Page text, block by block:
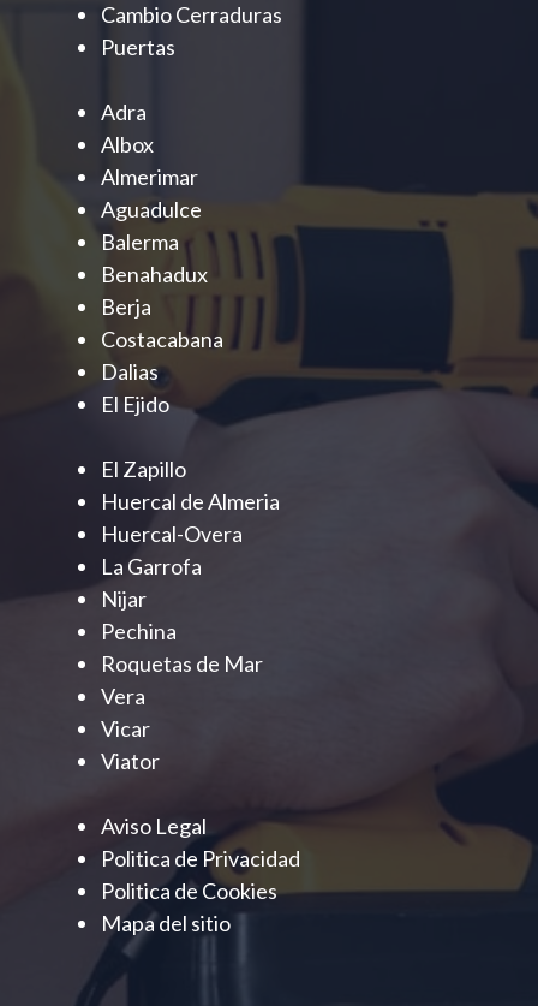
Cambio Cerraduras
Puertas
Adra
Albox
Almerimar
Aguadulce
Balerma
Benahadux
Berja
Costacabana
Dalias
El Ejido
El Zapillo
Huercal de Almeria
Huercal-Overa
La Garrofa
Nijar
Pechina
Roquetas de Mar
Vera
Vicar
Viator
Aviso Legal
Politica de Privacidad
Politica de Cookies
Mapa del sitio